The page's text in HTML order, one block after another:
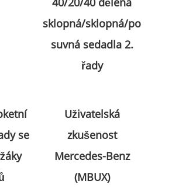
sklopná/sklopná/po
suvná sedadla 2.
řady
se
Uživatelská
zkušenost
Mercedes-Benz
(MBUX)